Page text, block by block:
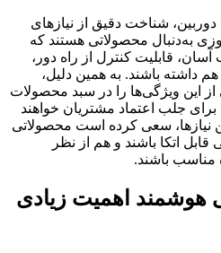
شناخت دقیق از نیازهای
به‌دنبال محصولاتی هستند که
قابلیت کنترل از راه دور،
باشند. به همین دلیل،
از این ویژگی‌ها را در سبد محصولات
جلب اعتماد مشتریان خواهند
نیازها، سعی کرده است محصولاتی
اتکا باشند و هم از نظر
مناسب باشند.
هوشمند اهمیت زیادی